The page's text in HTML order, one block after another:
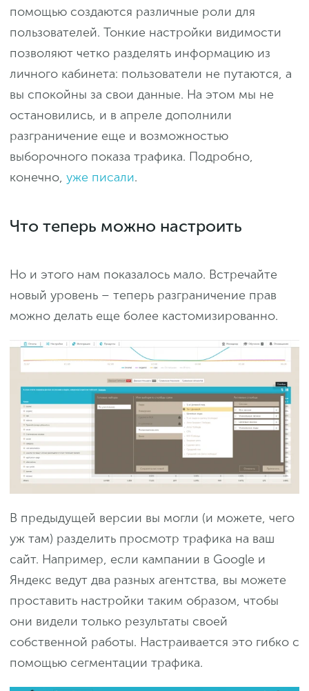
помощью создаются различные роли для
пользователей. Тонкие настройки видимости
позволяют четко разделять информацию из
личного кабинета: пользователи не путаются, а
вы спокойны за свои данные. На этом мы не
остановились, и в апреле дополнили
разграничение еще и возможностью
выборочного показа трафика. Подробно,
конечно, уже писали.
Что теперь можно настроить
Но и этого нам показалось мало. Встречайте
новый уровень – теперь разграничение прав
можно делать еще более кастомизированно.
В предыдущей версии вы могли (и можете, чего
уж там) разделить просмотр трафика на ваш
сайт. Например, если кампании в Google и
Яндекс ведут два разных агентства, вы можете
проставить настройки таким образом, чтобы
они видели только результаты своей
собственной работы. Настраивается это гибко с
помощью сегментации трафика.